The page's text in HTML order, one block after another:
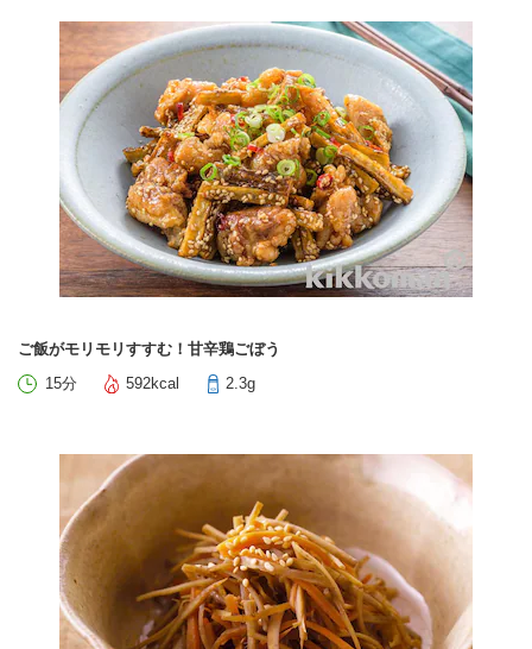
ご飯がモリモリすすむ！甘辛鶏ごぼう
15分
592kcal 2.3g